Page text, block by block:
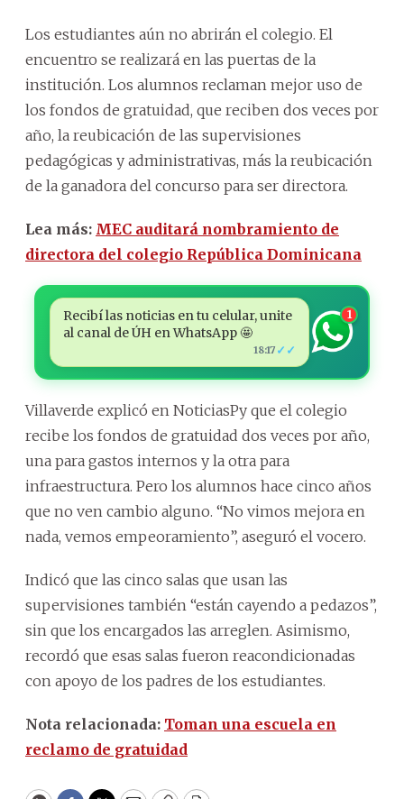
Los estudiantes aún no abrirán el colegio. El
encuentro se realizará en las puertas de la
institución. Los alumnos reclaman mejor uso de
los fondos de gratuidad, que reciben dos veces por
año, la reubicación de las supervisiones
pedagógicas y administrativas, más la reubicación
de la ganadora del concurso para ser directora.
Lea más: MEC auditará nombramiento de
directora del colegio República Dominicana
Recibí las noticias en tu celular, unite
al canal de ÚH en WhatsApp 🤩
18:17 ✓✓
1
Villaverde explicó en NoticiasPy que el colegio
recibe los fondos de gratuidad dos veces por año,
una para gastos internos y la otra para
infraestructura. Pero los alumnos hace cinco años
que no ven cambio alguno. “No vimos mejora en
nada, vemos empeoramiento”, aseguró el vocero.
Indicó que las cinco salas que usan las
supervisiones también “están cayendo a pedazos”,
sin que los encargados las arreglen. Asimismo,
recordó que esas salas fueron reacondicionadas
con apoyo de los padres de los estudiantes.
Nota relacionada: Toman una escuela en
reclamo de gratuidad